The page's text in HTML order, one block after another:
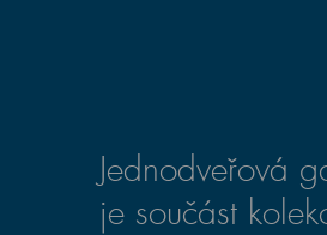
Jednodveřová
je součást